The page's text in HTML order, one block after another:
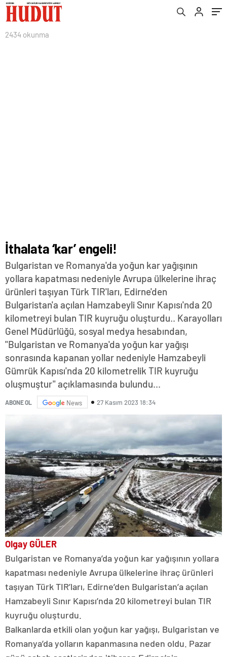
2434 okunma
İthalata ‘kar’ engeli!
Bulgaristan ve Romanya'da yoğun kar yağışının
yollara kapatması nedeniyle Avrupa ülkelerine ihraç
ürünleri taşıyan Türk TIR'ları, Edirne'den
Bulgaristan'a açılan Hamzabeyli Sınır Kapısı'nda 20
kilometreyi bulan TIR kuyruğu oluşturdu.. Karayolları
Genel Müdürlüğü, sosyal medya hesabından,
"Bulgaristan ve Romanya'da yoğun kar yağışı
sonrasında kapanan yollar nedeniyle Hamzabeyli
Gümrük Kapısı'nda 20 kilometrelik TIR kuyruğu
oluşmuştur" açıklamasında bulundu...
ABONE OL News 27 Kasım 2023 18:34
Olgay GÜLER
Bulgaristan ve Romanya’da yoğun kar yağışının yollara
kapatması nedeniyle Avrupa ülkelerine ihraç ürünleri
taşıyan Türk TIR’ları, Edirne’den Bulgaristan’a açılan
Hamzabeyli Sınır Kapısı’nda 20 kilometreyi bulan TIR
kuyruğu oluşturdu.
Balkanlarda etkili olan yoğun kar yağışı, Bulgaristan ve
Romanya’da yolların kapanmasına neden oldu. Pazar